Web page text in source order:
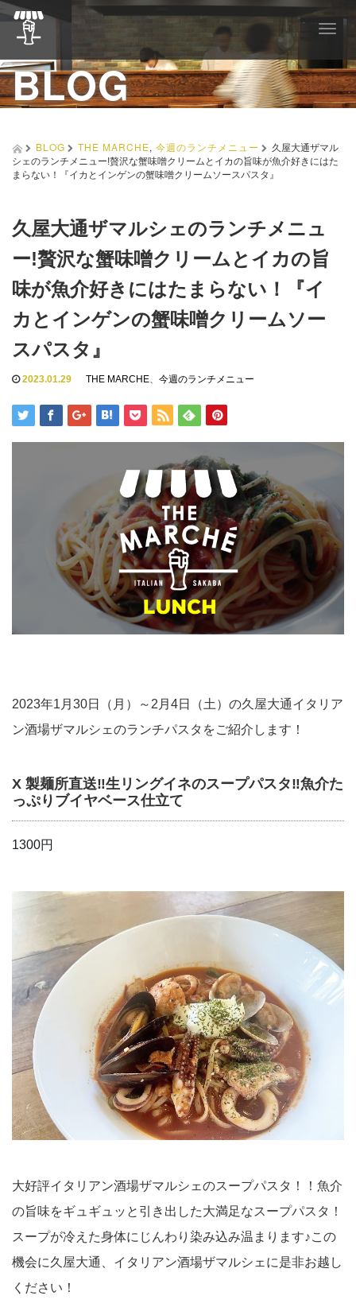
T
g
g
l
e
v
o
BLOG
BLOG THE MARCHE, 今週のランチメニュー
久屋大通ザマル
シェのランチメニュー!贅沢な蟹味噌クリームとイカの旨味が魚介好きにはた
まらない！『イカとインゲンの蟹味噌クリームソースパスタ』
久屋大通ザマルシェのランチメニュ
ー!贅沢な蟹味噌クリームとイカの旨
味が魚介好きにはたまらない！『イ
カとインゲンの蟹味噌クリームソー
スパスタ』
2023.01.29 THE MARCHE、 今週のランチメニュー
2023年1月30日（月）～2月4日（土）の久屋大通イタリア
ン酒場ザマルシェのランチパスタをご紹介します！
X 製麺所直送‼︎生リングイネのスープパスタ‼︎魚介た
っぷりブイヤベース仕立て
1300円
大好評イタリアン酒場ザマルシェのスープパスタ！！魚介
の旨味をギュギュッと引き出した大満足なスープパスタ！
スープが冷えた身体にじんわり染み込み温まります♪この
機会に久屋大通、イタリアン酒場ザマルシェに是非お越し
ください！